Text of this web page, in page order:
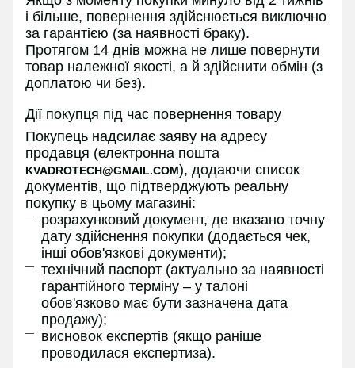
і більше, повернення здійснюється виключно
за гарантією (за наявності браку).
Протягом 14 днів можна не лише повернути
товар належної якості, а й здійснити обмін (з
доплатою чи без).
Дії покупця під час повернення товару
Покупець надсилає заяву на адресу
продавця (електронна пошта
KVADROTECH@GMAIL.COM), додаючи список
документів, що підтверджують реальну
покупку в цьому магазині:
розрахунковий документ, де вказано точну
дату здійснення покупки (додається чек,
інші обов'язкові документи);
технічний паспорт (актуально за наявності
гарантійного терміну – у талоні
обов'язково має бути зазначена дата
продажу);
висновок експертів (якщо раніше
проводилася експертиза).